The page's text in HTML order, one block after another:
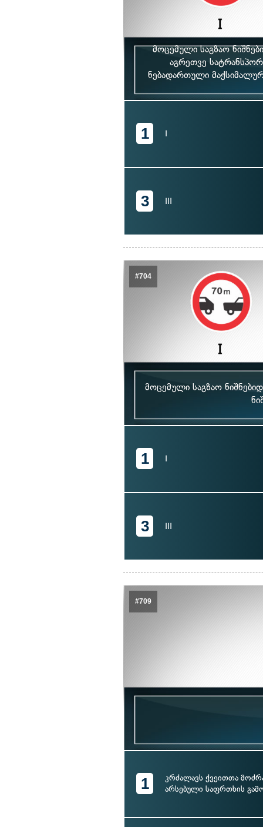
მოცემული საგზაო
აგრეთვე
ნებადართული
1 I
3 III
#704
მოცემული საგზაო
1 I
3 III
#709
1
კრძალავს ქვეითთა
არსებული საფრთხის